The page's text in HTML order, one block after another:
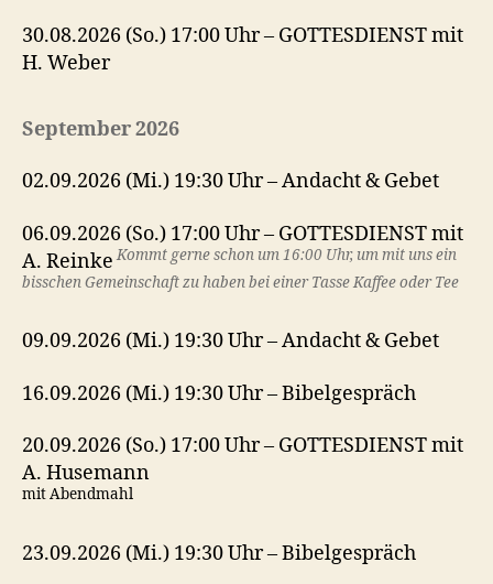
30.08.2026 (So.) 17:00 Uhr – GOTTESDIENST mit
H. Weber
September 2026
02.09.2026 (Mi.) 19:30 Uhr – Andacht & Gebet
06.09.2026 (So.) 17:00 Uhr – GOTTESDIENST mit
A. Reinke Kommt gerne schon um 16:00 Uhr, um mit uns ein
bisschen Gemeinschaft zu haben bei einer Tasse Kaffee oder Tee
09.09.2026 (Mi.) 19:30 Uhr – Andacht & Gebet
16.09.2026 (Mi.) 19:30 Uhr – Bibelgespräch
20.09.2026 (So.) 17:00 Uhr – GOTTESDIENST mit
A. Husemann
mit Abendmahl
23.09.2026 (Mi.) 19:30 Uhr – Bibelgespräch